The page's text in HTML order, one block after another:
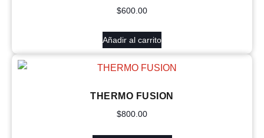
$600.00
Añadir al carrito
THERMO FUSION
$800.00